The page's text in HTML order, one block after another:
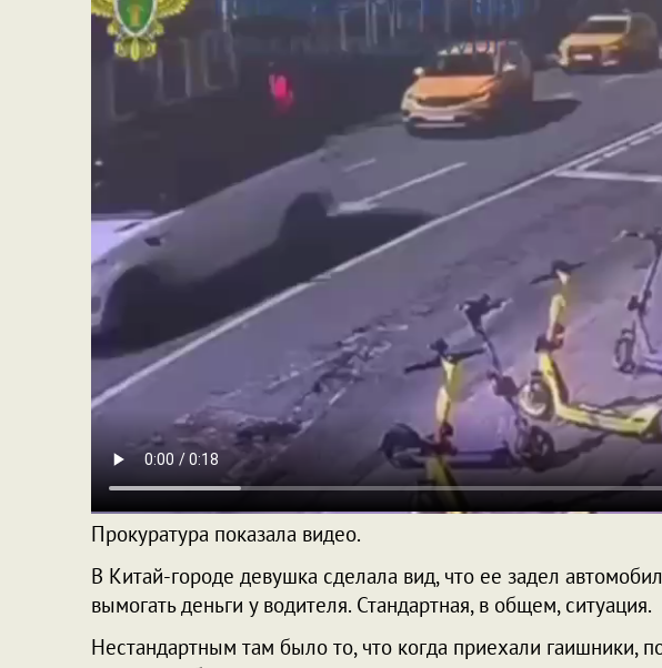
Прокуратура показала видео.
В Китай-городе девушка сделала вид, что ее задел
вымогать деньги у водителя. Стандартная, в общем, ситуация.
Нестандартным там было то, что когда приехали гаишники,